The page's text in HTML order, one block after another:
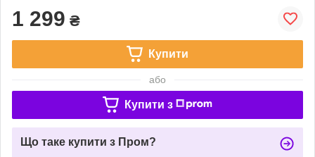
1 299 ₴
Купити
або
Купити з
Що таке купити з Пром?